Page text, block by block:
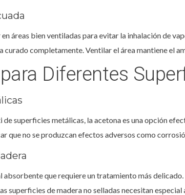
áreas bien ventiladas para evitar la inhalación de
curado completamente. Ventilar el área mantiene el
Diferentes
superficies metálicas, la acetona es una opción
que no se produzcan efectos adversos como
absorbente que requiere un tratamiento más
superficies de madera no selladas necesitan